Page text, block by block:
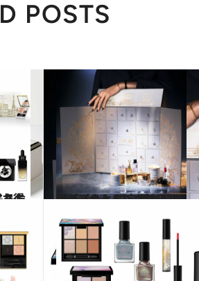
POSTS
2023.9.30
【ディオール】クリスマスコフレ＆ 限定品2023をチェック！ エレガントな色とパッケージで魅了
ビューティ＆ヘルス